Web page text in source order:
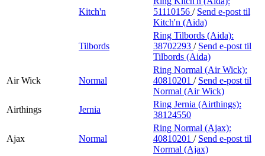
Kitch'n
51110156 / Send e-post til
Kitch'n (Aida)
Tilbords
Ring Tilbords (Aida):
38702293 / Send e-post til
Tilbords (Aida)
Air Wick Normal
Ring Normal (Air Wick):
40810201 / Send e-post til
Normal (Air Wick)
Airthings
Jernia
Ring Jernia (Airthings):
38124550
Ajax Normal
Ring Normal (Ajax):
40810201 / Send e-post til
Normal (Ajax)